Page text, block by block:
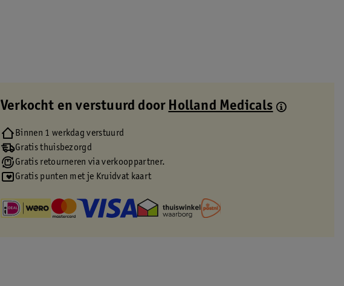
Verkocht en verstuurd door Holland Medicals
Binnen 1 werkdag verstuurd
Gratis thuisbezorgd
Gratis retourneren via verkooppartner.
Gratis punten met je Kruidvat kaart